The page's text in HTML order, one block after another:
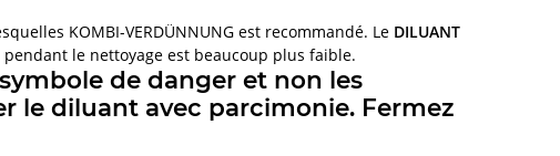
KOMBI-VERDÜNNUNG est recommandé. Le DILUANT
le nettoyage est beaucoup plus faible.
de danger et non les
le diluant avec parcimonie. Fermez